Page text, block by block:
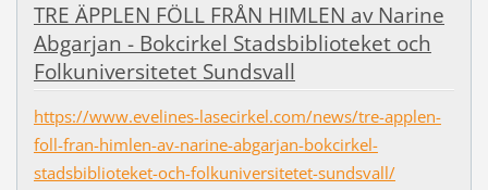
TRE ÄPPLEN FÖLL FRÅN HIMLEN av Narine
Abgarjan - Bokcirkel Stadsbiblioteket och
Folkuniversitetet Sundsvall
https://www.evelines-lasecirkel.com/news/tre-applen-
foll-fran-himlen-av-narine-abgarjan-bokcirkel-
stadsbiblioteket-och-folkuniversitetet-sundsvall/